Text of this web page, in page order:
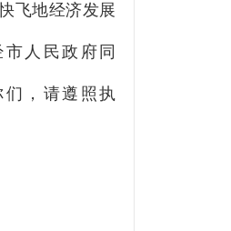
飞地经济发展
市人民政府同
们，请遵照执